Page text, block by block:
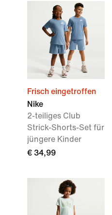
Frisch eingetroffen
Nike
2-teiliges Club
Strick-Shorts-Set für
jüngere Kinder
€ 34,99